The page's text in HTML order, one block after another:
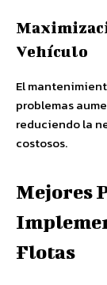
Vehículo
El
problemas
reduciendo la
costosos.
Mejores
Flotas